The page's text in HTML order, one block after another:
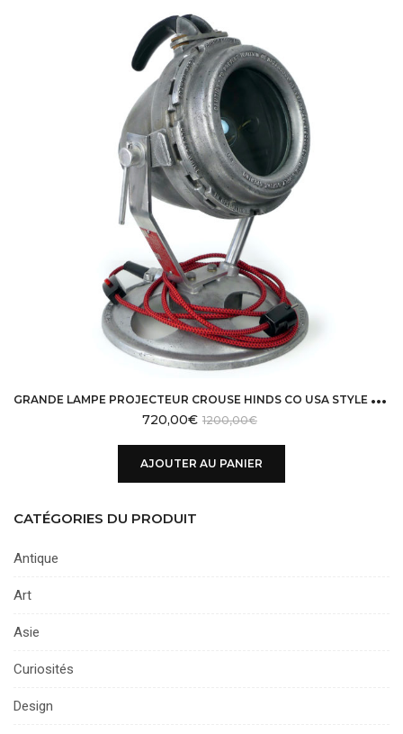
G
RANDE LAMPE PROJECTEUR CROUSE HINDS CO USA STYLE INDUS
1200,00€
720,00€
AJOUTER AU PANIER
CATÉGORIES DU PRODUIT
Antique
Art
Asie
Curiosités
Design